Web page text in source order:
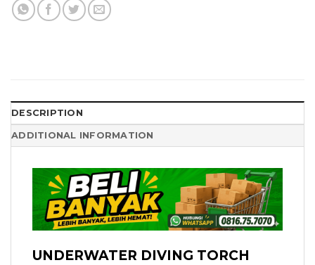
DESCRIPTION
ADDITIONAL INFORMATION
UNDERWATER DIVING TORCH